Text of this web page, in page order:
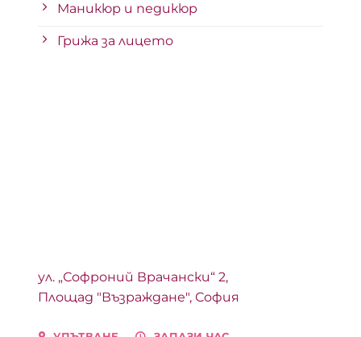
Маникюр и педикюр
Грижа за лицето
ул. „Софроний Врачански“ 2,
Площад "Възраждане", София